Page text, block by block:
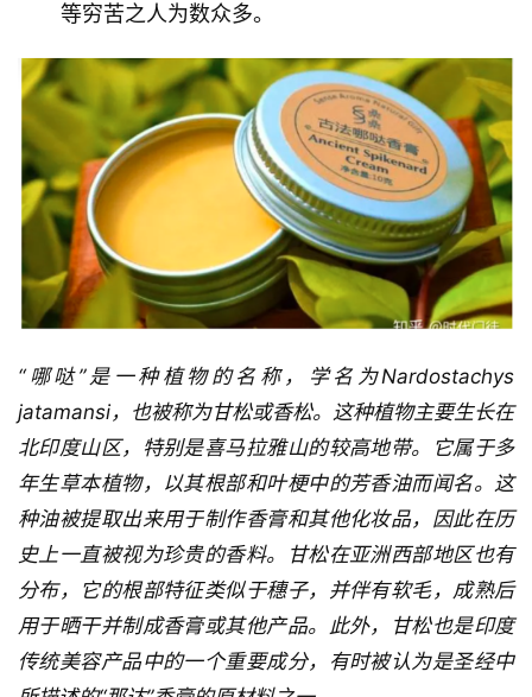
等穷苦之人为数众多。
“哪哒”是一种植物的名称，学名为Nardostachys
jatamansi，也被称为甘松或香松。这种植物主要生长在
北印度山区，特别是喜马拉雅山的较高地带。它属于多
年生草本植物，以其根部和叶梗中的芳香油而闻名。这
种油被提取出来用于制作香膏和其他化妆品，因此在历
史上一直被视为珍贵的香料。甘松在亚洲西部地区也有
分布，它的根部特征类似于穗子，并伴有软毛，成熟后
用于晒干并制成香膏或其他产品。此外，甘松也是印度
传统美容产品中的一个重要成分，有时被认为是圣经中